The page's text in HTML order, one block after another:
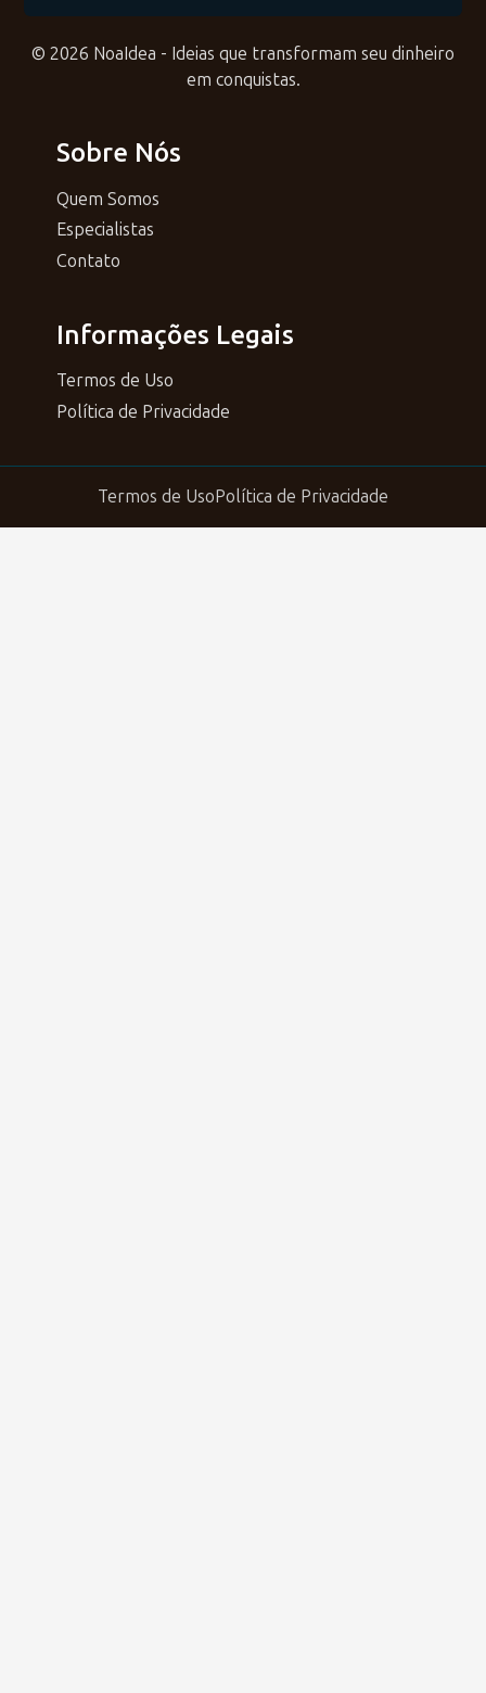
© 2026 NoaIdea - Ideias que transformam seu dinheiro
em conquistas.
Sobre Nós
Quem Somos
Especialistas
Contato
Informações Legais
Termos de Uso
Política de Privacidade
Termos de UsoPolítica de Privacidade